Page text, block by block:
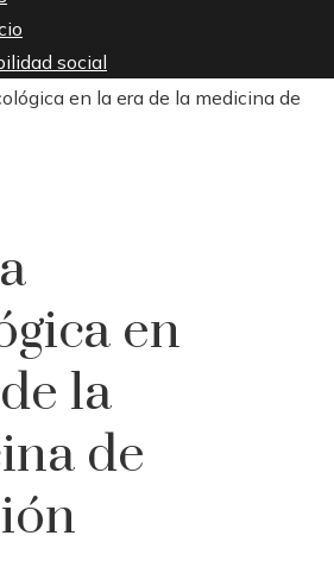
social
en la era de la medicina de
en
la
de